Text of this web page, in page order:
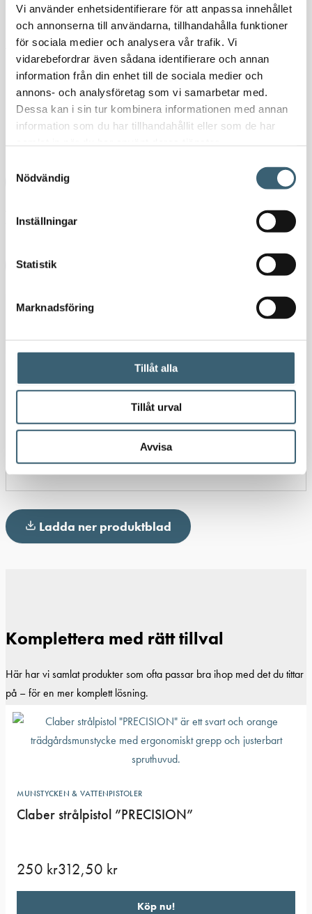
Vi använder enhetsidentifierare för att anpassa innehållet
och annonserna till användarna, tillhandahålla funktioner
för sociala medier och analysera vår trafik. Vi
vidarebefordrar även sådana identifierare och annan
information från din enhet till de sociala medier och
annons- och analysföretag som vi samarbetar med.
Dessa kan i sin tur kombinera informationen med annan
information som du har tillhandahållit eller som de har
Nödvändig
Inställningar
Statistik
Marknadsföring
Tillåt alla
Tillåt urval
Avvisa
Duschlans med halkfritt handtag, designad för att vattna rabatter och
krukväxter med en lätt, jämn regneffekt. Den låter dig justera
vattenstrålen tack vare den bekväma integrerade kranen.
122kr152,50kr
I lager
-
+
Lägg till i varukorg
Munstycken & vattenpistoler,
Trädgårdsbevattning
Ladda ner produktblad
Ytterligare information
Produktblad
Ladda ner produktblad
Komplettera med rätt tillval
Här har vi samlat produkter som ofta passar bra ihop med det du tittar
på – för en mer komplett lösning.
MUNSTYCKEN & VATTENPISTOLER
Claber strålpistol ”PRECISION”
250 kr312,50 kr
Köp nu!